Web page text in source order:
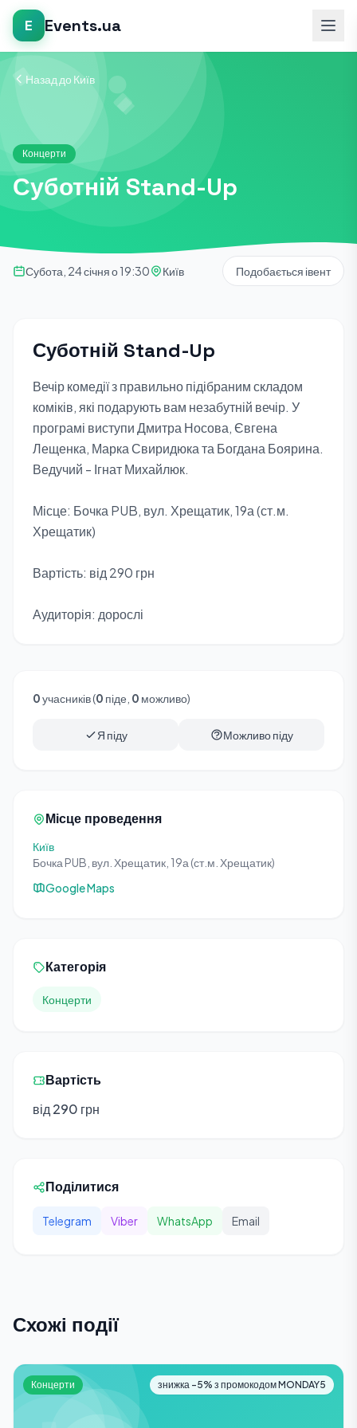
E Events.ua
Назад до Київ
Концерти
Суботній Stand-Up
Субота, 24 січня о 19:30 Київ Подобається івент
Суботній Stand-Up
Вечір комедії з правильно підібраним складом
коміків, які подарують вам незабутній вечір. У
програмі виступи Дмитра Носова, Євгена
Лещенка, Марка Свиридюка та Богдана Боярина.
Ведучий - Ігнат Михайлюк.
Місце: Бочка PUB, вул. Хрещатик, 19а (ст.м.
Хрещатик)
Вартість: від 290 грн
Аудиторія: дорослі
0учасників (0 піде, 0 можливо)
Я піду Можливо піду
Місце проведення
Київ
Бочка PUB, вул. Хрещатик, 19а (ст.м. Хрещатик)
Google Maps
Категорія
Концерти
Вартість
від 290 грн
Поділитися
Telegram Viber WhatsApp Email
Схожі події
Концерти знижка -5% з промокодом MONDAY5